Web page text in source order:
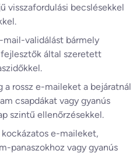
visszafordulási becslésekkel
validálást bármely
által szeretett
rossz e-maileket a bejáratnál
csapdákat vagy gyanús
szintű ellenőrzésekkel.
e-maileket,
panaszokhoz vagy gyanús